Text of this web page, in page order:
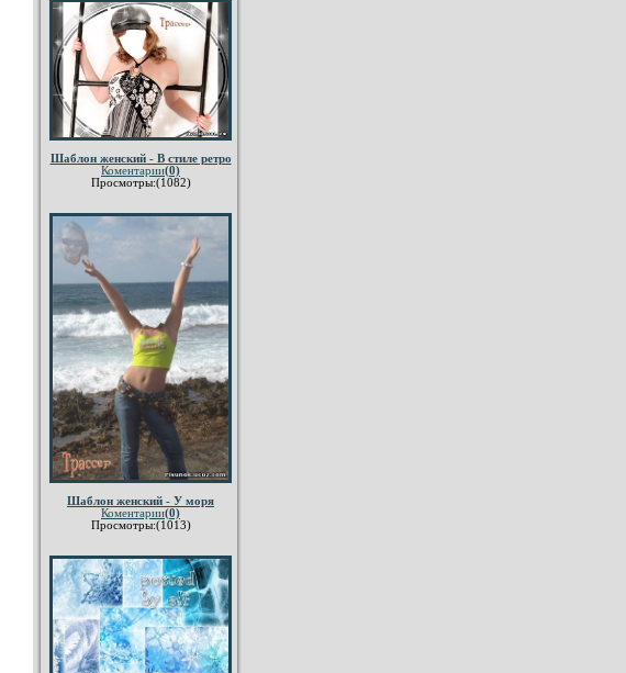
Шаблон женский - В стиле ретро
Коментарии(0)
Просмотры:(1082)
Шаблон женский - У моря
Коментарии(0)
Просмотры:(1013)